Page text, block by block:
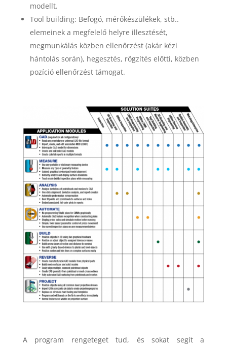
modellt.
Tool building: Befogó, mérőkészülékek, stb..
elemeinek a megfelelő helyre illesztését,
megmunkálás közben ellenőrzést (akár kézi
hántolás során), hegesztés, rögzítés előtti, közben
pozíció ellenőrzést támogat.
A program rengeteget tud, és sokat segít a